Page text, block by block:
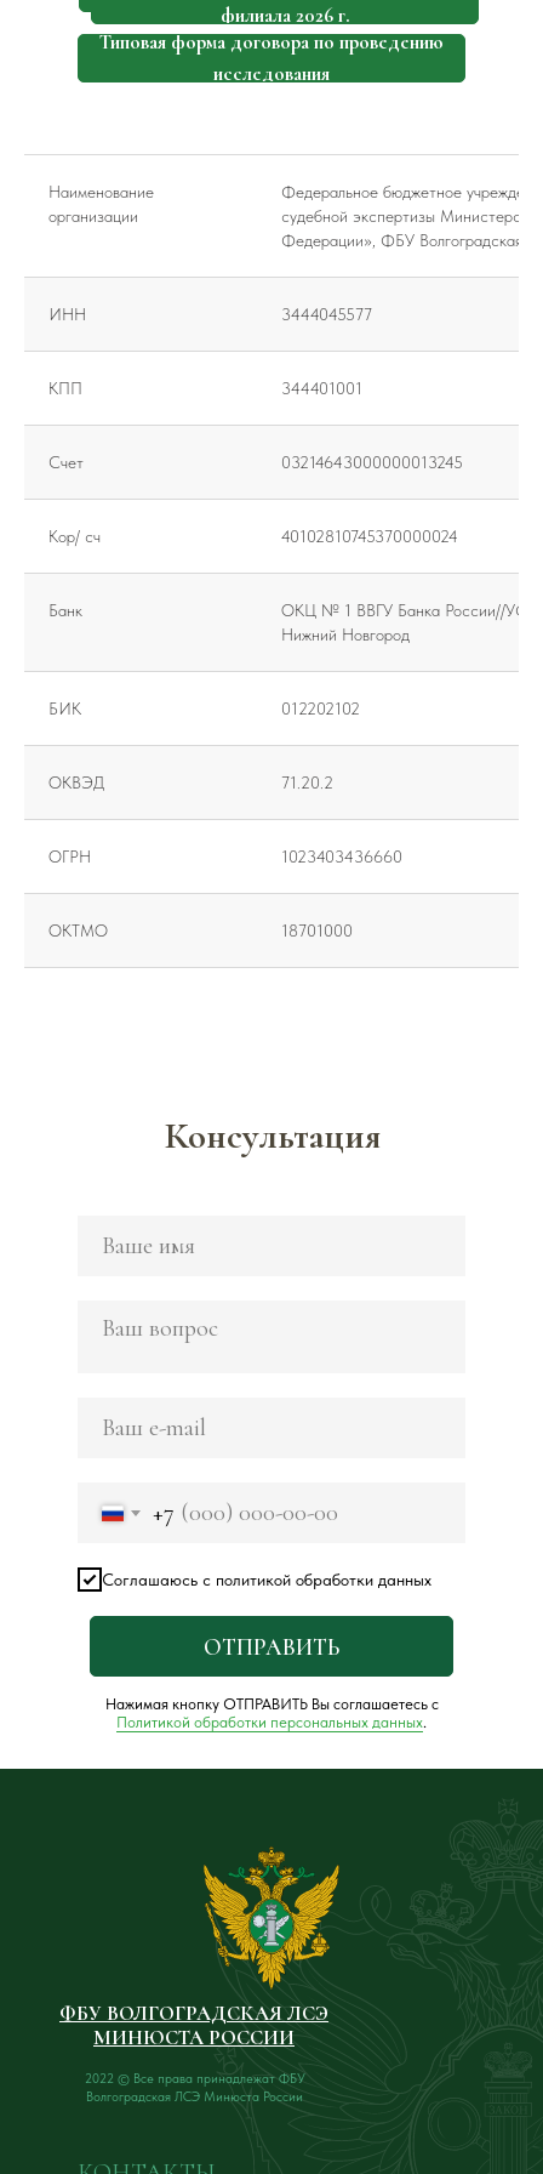
филиала 2026 г.
Типовая форма договора по проведению
исследования
Наименование
организации
Федеральное бюджетное
судебной экспертизы
Федерации», ФБУ Волгоградская
ИНН 3444045577
КПП 344401001
Счет 03214643000000013245
Кор/ сч 40102810745370000024
Банк
ОКЦ № 1 ВВГУ Банка России//УФК
Нижний Новгород
БИК 012202102
ОКВЭД 71.20.2
ОГРН 1023403436660
ОКТМО 18701000
Консультация
+7
Соглашаюсь с политикой обработки данных
ОТПРАВИТЬ
Нажимая кнопку ОТПРАВИТЬ Вы соглашаетесь с
Политикой обработки персональных данных.
ФБУ ВОЛГОГРАДСКАЯ ЛСЭ
МИНЮСТА РОССИИ
2022 © Все права принадлежат ФБУ
Волгоградская ЛСЭ Минюста России